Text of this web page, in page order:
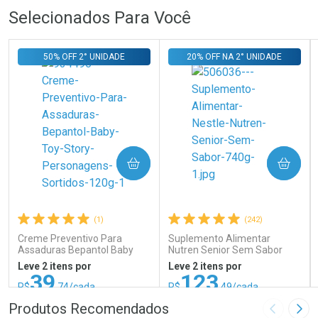
Selecionados Para Você
(1)
Creme Preventivo Para
Assaduras Bepantol Baby
Toy Story Personagens
Sortidos 120g
50% OFF 2° UNIDADE
Leve 2 itens por
R$39,74/cada
COMPRAR
FECHAR
FECHAR
(242)
Suplemento Alimentar
Nutren Senior Sem Sabor
740g
20% OFF NA 2° UNIDADE
Leve 2 itens por
R$123,49/cada
COMPRAR
Produtos Recomendados Imagem